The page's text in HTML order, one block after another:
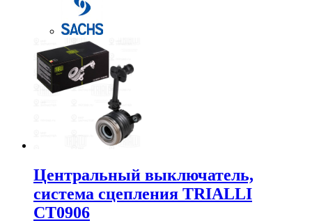
Центральный выключатель,
система сцепления TRIALLI
CT0906